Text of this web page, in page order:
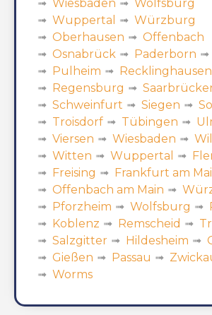
Wiesbaden
Wolfsburg
Wuppertal
Würzburg
Oberhausen
Offenbach
Osnabrück
Paderborn
Pulheim
Recklinghausen
Regensburg
Schweinfurt
Siegen
Troisdorf
Tübingen
Viersen
Wiesbaden
Witten
Wuppertal
Freising
Frankfurt am
Offenbach am Main
Pforzheim
Wolfsburg
Koblenz
Remscheid
Salzgitter
Hildesheim
Gießen
Passau
Worms